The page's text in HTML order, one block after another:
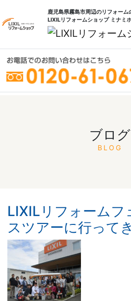
鹿児島県霧島市周辺のリフォーム
LIXILリフォームショップ ミナミホ
ブログ
BLOG
LIXILリフォームフ
スツアーに行って